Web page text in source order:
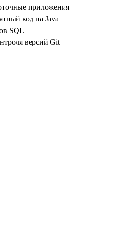
приложения
код на Java
SQL
версий Git